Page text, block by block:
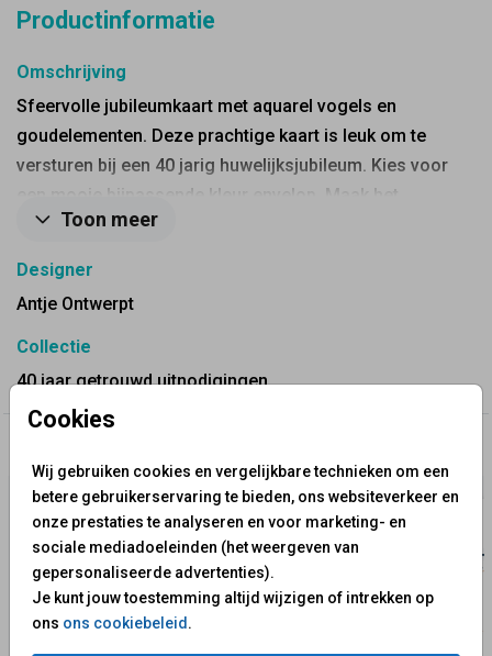
Cookies
Wij gebruiken cookies en vergelijkbare technieken om een
betere gebruikerservaring te bieden, ons websiteverkeer en
onze prestaties te analyseren en voor marketing- en
sociale mediadoeleinden (het weergeven van
gepersonaliseerde advertenties).
Je kunt jouw toestemming altijd wijzigen of intrekken op
ons ons cookiebeleid.
Productinformatie
Omschrijving
Sfeervolle jubileumkaart met aquarel vogels en
goudelementen. Deze prachtige kaart is leuk om te
versturen bij een 40 jarig huwelijksjubileum. Kies voor
een mooie bijpassende kleur envelop. Maak het
helemaal af met een sluitzegel.
Toon meer
Designer
Antje Ontwerpt
Collectie
40 jaar getrouwd uitnodigingen